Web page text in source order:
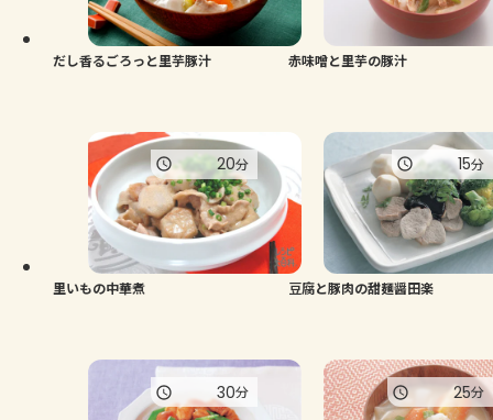
だし香るごろっと里芋豚汁 赤味噌と里芋の豚汁
里いもの中華煮
20分
豆腐と豚肉の甜麺醤田楽
15分
30分 25分